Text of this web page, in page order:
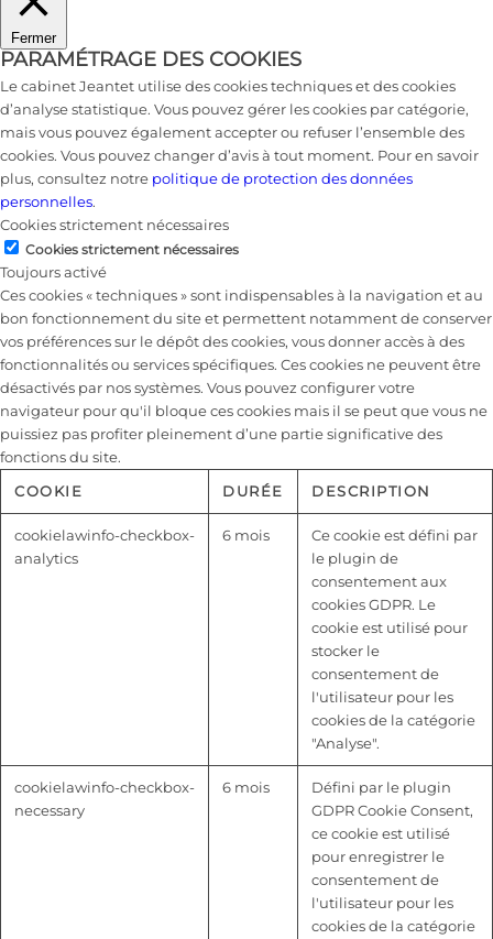
Fermer
PARAMÉTRAGE DES COOKIES
Le cabinet Jeantet utilise des cookies techniques et des cookies
d’analyse statistique. Vous pouvez gérer les cookies par catégorie,
mais vous pouvez également accepter ou refuser l’ensemble des
cookies. Vous pouvez changer d’avis à tout moment. Pour en savoir
plus, consultez notre politique de protection des données
personnelles.
Cookies strictement nécessaires
Cookies strictement nécessaires
Toujours activé
Ces cookies « techniques » sont indispensables à la navigation et au
bon fonctionnement du site et permettent notamment de conserver
vos préférences sur le dépôt des cookies, vous donner accès à des
fonctionnalités ou services spécifiques. Ces cookies ne peuvent être
désactivés par nos systèmes. Vous pouvez configurer votre
navigateur pour qu'il bloque ces cookies mais il se peut que vous ne
puissiez pas profiter pleinement d’une partie significative des
fonctions du site.
COOKIE
DURÉE DESCRIPTION
cookielawinfo-checkbox-
analytics
6 mois
Ce cookie est défini par
le plugin de
consentement aux
cookies GDPR. Le
cookie est utilisé pour
stocker le
consentement de
l'utilisateur pour les
cookies de la catégorie
"Analyse".
cookielawinfo-checkbox-
necessary
6 mois
Défini par le plugin
GDPR Cookie Consent,
ce cookie est utilisé
pour enregistrer le
consentement de
l'utilisateur pour les
cookies de la catégorie